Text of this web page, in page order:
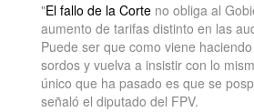
"El fallo de la Corte no obliga al
aumento de tarifas distinto en las
Puede ser que como viene haciendo
sordos y vuelva a insistir con lo
único que ha pasado es que se
señaló el diputado del FPV.